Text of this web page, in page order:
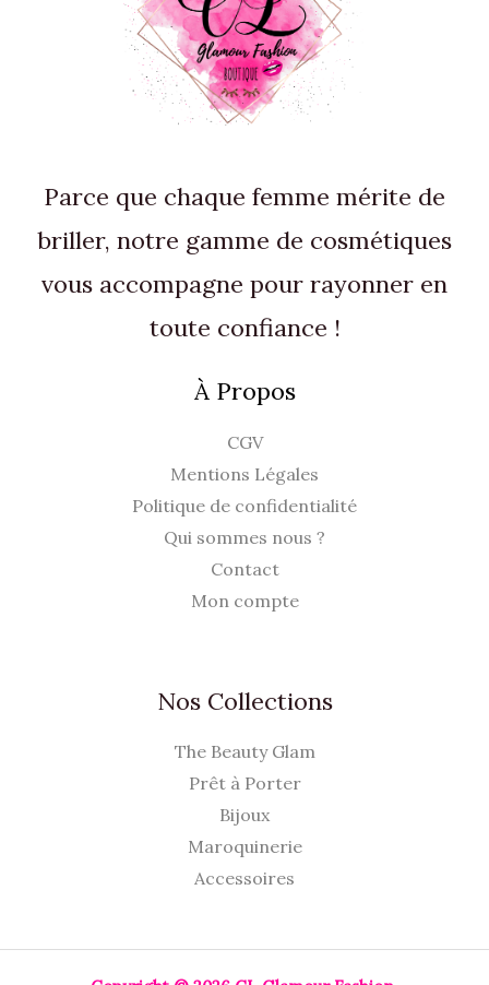
Parce que chaque femme mérite de
briller, notre gamme de cosmétiques
vous accompagne pour rayonner en
toute confiance !
À Propos
CGV
Mentions Légales
Politique de confidentialité
Qui sommes nous ?
Contact
Mon compte
Nos Collections
The Beauty Glam
Prêt à Porter
Bijoux
Maroquinerie
Accessoires